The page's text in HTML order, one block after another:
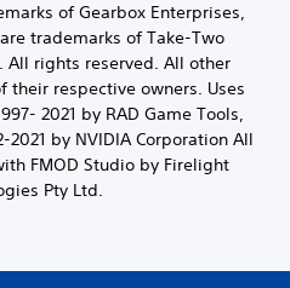
of Gearbox Enterprises,
trademarks of Take-Two
All rights reserved. All other
their respective owners. Uses
2021 by RAD Game Tools,
by NVIDIA Corporation All
FMOD Studio by Firelight
Pty Ltd.